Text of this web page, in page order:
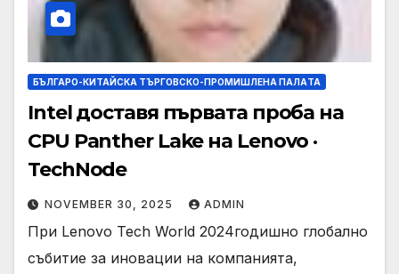
БЪЛГАРО-КИТАЙСКА ТЪРГОВСКО-ПРОМИШЛЕНА ПАЛAТА
Intel доставя първата проба на
CPU Panther Lake на Lenovo ·
TechNode
NOVEMBER 30, 2025 ADMIN
При Lenovo Tech World 2024годишно глобално
събитие за иновации на компанията,